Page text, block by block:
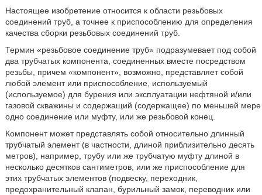
Настоящее изобретение относится к области резьбовых
соединений труб, а точнее к приспособлению для определения
качества сборки резьбовых соединений труб.
Термин «резьбовое соединение труб» подразумевает под собой
два трубчатых компонента, соединенных вместе посредством
резьбы, причем «компонент», возможно, представляет собой
любой элемент или приспособление, используемый
(используемое) для бурения или эксплуатации нефтяной и/или
газовой скважины и содержащий (содержащее) по меньшей мере
одно соединение или муфту, или же резьбовой конец.
Компонент может представлять собой относительно длинный
трубчатый элемент (в частности, длиной приблизительно десять
метров), например, трубу или же трубчатую муфту длиной в
несколько десятков сантиметров, или же приспособление для
этих трубчатых элементов (подвеску, переходник,
предохранительный клапан, бурильный замок, переводник или